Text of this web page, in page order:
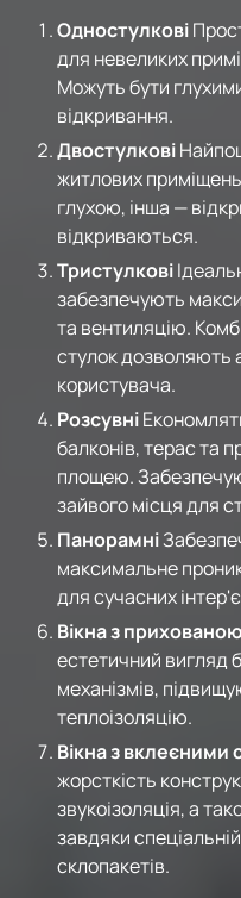
Одностулкові
для невеликих
Можуть бути
відкривання.
Двостулкові
житлових
глухою, інша —
відкриваються.
Тристулкові
забезпечують
та вентиляцію.
стулок дозволяють
користувача.
Розсувні
балконів, терас та
площею.
зайвого місця для
Панорамні
максимальне
для сучасних
Вікна з
естетичний вигляд
механізмів,
теплоізоляцію.
Вікна з вклеєними
жорсткість
звукоізоляція, а
завдяки
склопакетів.